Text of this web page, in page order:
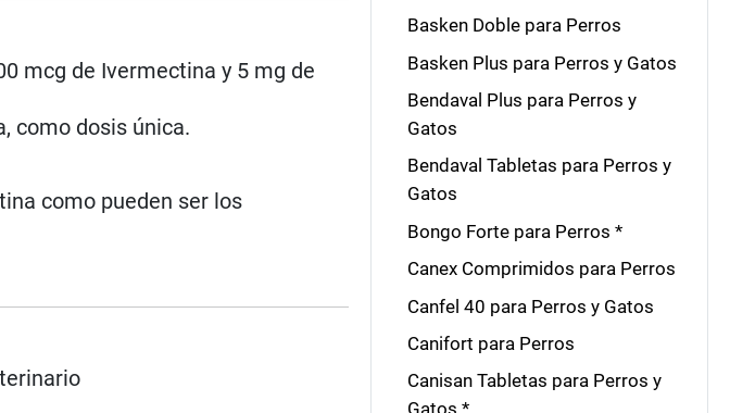
mcg de Ivermectina y 5 mg de
como dosis única.
como pueden ser los
Basken Doble para Perros
Basken Plus para Perros y Gatos
Bendaval Plus para Perros y
Gatos
Bendaval Tabletas para Perros y
Gatos
Bongo Forte para Perros *
Canex Comprimidos para Perros
Canfel 40 para Perros y Gatos
Canifort para Perros
Canisan Tabletas para Perros y